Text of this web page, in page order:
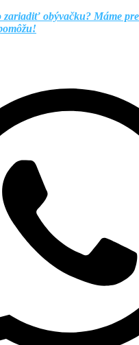
zariadiť obývačku? Máme pre